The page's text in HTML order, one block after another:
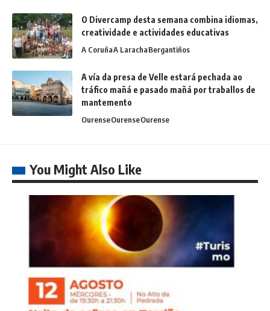
O Divercamp desta semana combina idiomas,
creatividade e actividades educativas
A CoruñaA LarachaBergantiños
A vía da presa de Velle estará pechada ao
tráfico mañá e pasado mañá por traballos de
mantemento
OurenseOurenseOurense
You Might Also Like